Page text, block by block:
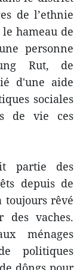
de l’ethnie
hameau de
personne
Rut, de
d'une aide
sociales
de vie ces
partie des
depuis de
toujours rêvé
des vaches.
ménages
politiques